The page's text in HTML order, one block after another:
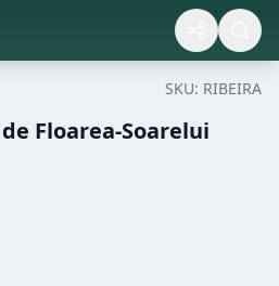
SKU: RIBEIRA
Floarea-Soarelui